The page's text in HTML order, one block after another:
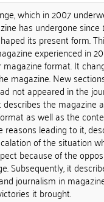
which in 2007
has undergone
its present form.
experienced in
format. It
magazine. New
not appeared in the
the magazine
as well as the
leading to it,
of the situation
because of the
Subsequently, it
journalism in
it brought.